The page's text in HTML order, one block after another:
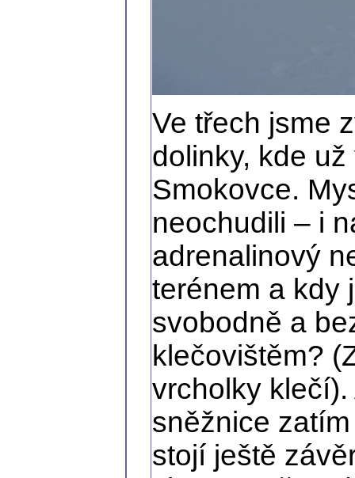
Ve třech jsme
dolinky, kde
Smokovce.
neochudili – i
adrenalinový
terénem a kdy
svobodně a
klečovištěm?
vrcholky
sněžnice
stojí ještě